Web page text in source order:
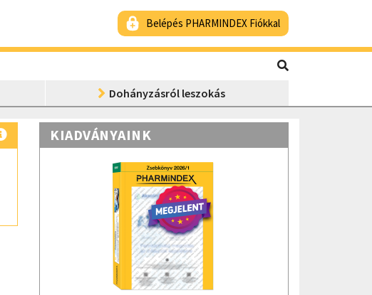
Belépés PHARMINDEX Fiókkal
Dohányzásról leszokás
KIADVÁNYAINK